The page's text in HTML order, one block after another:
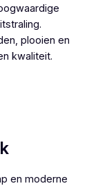
plooien en
kwaliteit.
en moderne